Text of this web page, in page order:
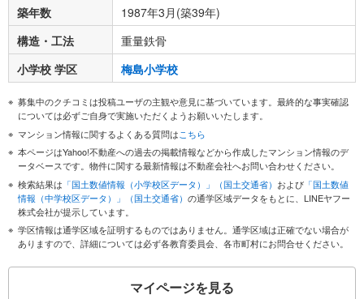
築年数
1987年3月(築39年)
構造・工法
重量鉄骨
小学校 学区
梅島小学校
募集中のクチコミは投稿ユーザの主観や意見に基づいています。最終的な事実確認
については必ずご自身で実施いただくようお願いいたします。
マンション情報に関するよくある質問はこちら
本ページはYahoo!不動産への過去の掲載情報などから作成したマンション情報のデ
ータベースです。物件に関する最新情報は不動産会社へお問い合わせください。
検索結果は 「国土数値情報（小学校区データ）」（国土交通省） および 「国土数値
情報（中学校区データ）」（国土交通省） の通学区域データをもとに、LINEヤフー
株式会社が提示しています。
学区情報は通学区域を証明するものではありません。通学区域は正確でない場合が
ありますので、詳細については必ず各教育委員会、各市町村にお問合せください。
マイページを見る